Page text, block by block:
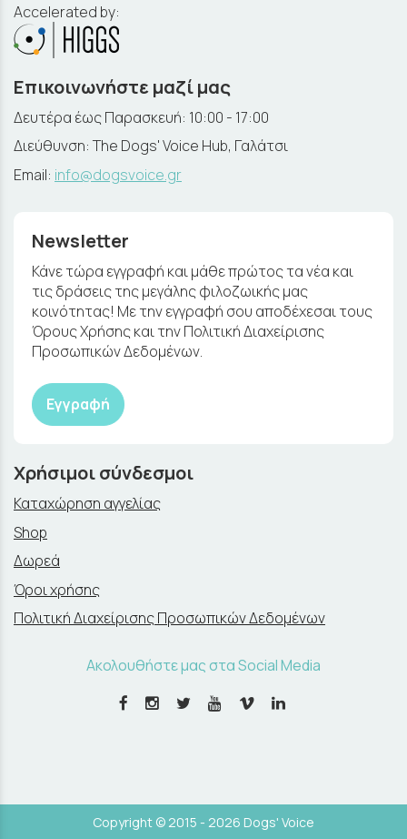
Accelerated by:
Επικοινωνήστε μαζί μας
Δευτέρα έως Παρασκευή: 10:00 - 17:00
Διεύθυνση: The Dogs' Voice Hub, Γαλάτσι
Email: info@dogsvoice.gr
Newsletter
Κάνε τώρα εγγραφή και μάθε πρώτος τα νέα και
τις δράσεις της μεγάλης φιλοζωικής μας
κοινότητας! Με την εγγραφή σου αποδέχεσαι τους
Όρους Χρήσης και την Πολιτική Διαχείρισης
Προσωπικών Δεδομένων.
Εγγραφή
Χρήσιμοι σύνδεσμοι
Καταχώρηση αγγελίας
Shop
Δωρεά
Όροι χρήσης
Πολιτική Διαχείρισης Προσωπικών Δεδομένων
Ακολουθήστε μας στα Social Media
Copyright © 2015 - 2026 Dogs' Voice